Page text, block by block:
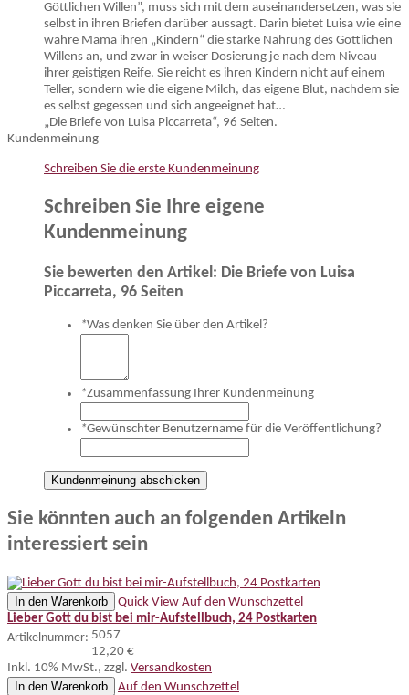
Göttlichen Willen”, muss sich mit dem auseinandersetzen, was sie
selbst in ihren Briefen darüber aussagt. Darin bietet Luisa wie eine
wahre Mama ihren „Kindern“ die starke Nahrung des Göttlichen
Willens an, und zwar in weiser Dosierung je nach dem Niveau
ihrer geistigen Reife. Sie reicht es ihren Kindern nicht auf einem
Teller, sondern wie die eigene Milch, das eigene Blut, nachdem sie
es selbst gegessen und sich angeeignet hat…
„Die Briefe von Luisa Piccarreta“, 96 Seiten.
Kundenmeinung
Schreiben Sie die erste Kundenmeinung
Schreiben Sie Ihre eigene
Kundenmeinung
Sie bewerten den Artikel: Die Briefe von Luisa
Piccarreta, 96 Seiten
*Was denken Sie über den Artikel?
*Zusammenfassung Ihrer Kundenmeinung
*Gewünschter Benutzername für die Veröffentlichung?
Kundenmeinung abschicken
Sie könnten auch an folgenden Artikeln
interessiert sein
In den Warenkorb Quick View Auf den Wunschzettel
Lieber Gott du bist bei mir-Aufstellbuch, 24 Postkarten
Artikelnummer: 5057
12,20 €
Inkl. 10% MwSt., zzgl. Versandkosten
In den Warenkorb
Auf den Wunschzettel